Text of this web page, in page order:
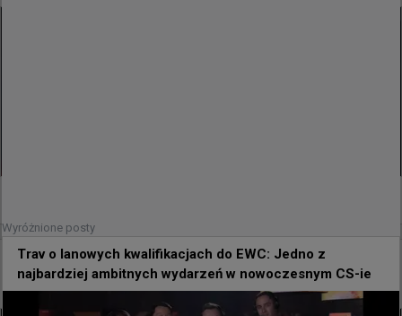
TombStone 11 godzin temu
Poznaliśmy grupy EWC
Wyróżnione posty
Trav o lanowych kwalifikacjach do EWC: Jedno z
najbardziej ambitnych wydarzeń w nowoczesnym CS-ie